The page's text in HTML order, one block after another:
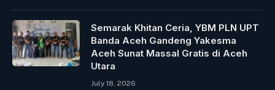
Semarak Khitan Ceria, YBM PLN UPT
Banda Aceh Gandeng Yakesma
Aceh Sunat Massal Gratis di Aceh
Utara
July 18, 2026